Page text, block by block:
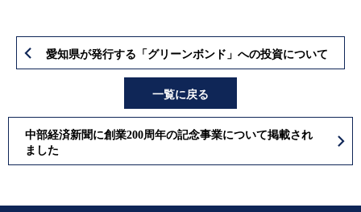
愛知県が発行する「グリーンボンド」への投資について
一覧に戻る
中部経済新聞に創業200周年の記念事業について掲載され
ました